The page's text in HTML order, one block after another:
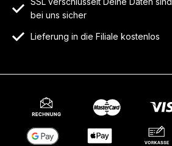
bei uns sicher
Lieferung in die Filiale kostenlos